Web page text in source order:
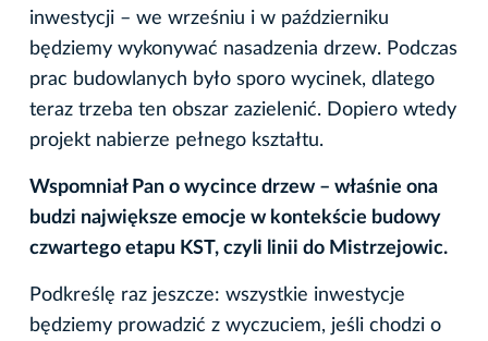
inwestycji – we wrześniu i w październiku
będziemy wykonywać nasadzenia drzew. Podczas
prac budowlanych było sporo wycinek, dlatego
teraz trzeba ten obszar zazielenić. Dopiero wtedy
projekt nabierze pełnego kształtu.
Wspomniał Pan o wycince drzew – właśnie ona
budzi największe emocje w kontekście budowy
czwartego etapu KST, czyli linii do Mistrzejowic.
Podkreślę raz jeszcze: wszystkie inwestycje
będziemy prowadzić z wyczuciem, jeśli chodzi o